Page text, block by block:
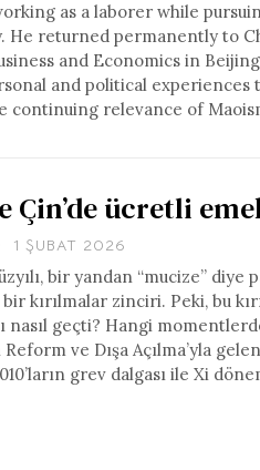
as a laborer while
He returned permanently to
and Economics in
and political
continuing relevance of
Çin’de ücretli
1 ŞUBAT 2026
bir yandan “mucize”
kırılmalar zinciri. Peki, bu
nasıl geçti? Hangi
ve Dışa Açılma’yla
grev dalgası ile Xi